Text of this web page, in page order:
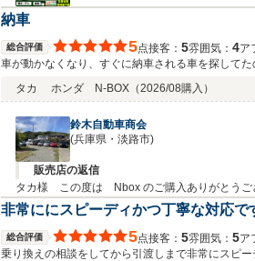
納車
総合評価 5点接客： 5雰囲気： 4ア
タカ
ホンダ N-BOX （2026/08購入）
鈴木自動車商会
(兵庫県・淡路市)
販売店の返信
タカ様 この度は Nbox のご購入ありがとうご
非常ににスピーディかつ丁寧な対応で
総合評価 5点接客： 5雰囲気： 5ア
乗り換えの相談をしてから引渡しまで非常にスピ